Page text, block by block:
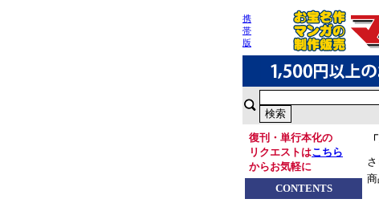
携
帯
版
復刊・単行本化の
リクエストはこちら
からお気軽に
CONTENTS
商